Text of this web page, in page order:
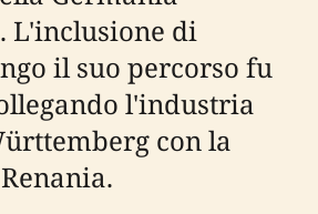
L'inclusione di
il suo percorso fu
l'industria
con la